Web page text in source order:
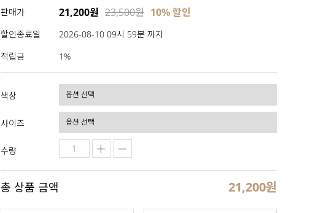
판매가 21,200원 23,500원 10% 할인
할인종료일
2026-08-10 09시 59분 까지
적립금
1%
색상
사이즈
수량
총 상품 금액 21,200원